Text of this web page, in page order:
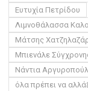
Ευτυχία Πετρίδου
Λιμνοθάλασσα
Μάτσης
Μπιενάλε
Νάντια
όλα πρέπει να